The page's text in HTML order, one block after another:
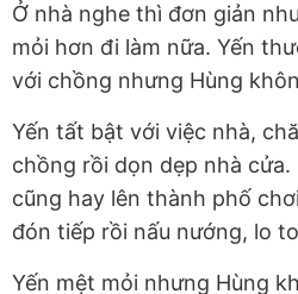
Ở nhà nghe thì đơn giản
mỏi hơn đi làm nữa. Yến
với chồng nhưng Hùng
Yến tất bật với việc nhà,
chồng rồi dọn dẹp nhà cửa.
cũng hay lên thành phố
đón tiếp rồi nấu nướng, lo
Yến mệt mỏi nhưng Hùng